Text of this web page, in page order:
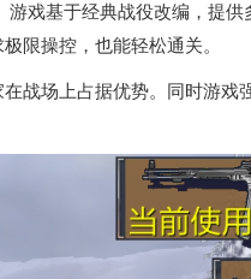
戏基于经典战役改编，提
限操控，也能轻松通关。
战场上占据优势。同时游戏